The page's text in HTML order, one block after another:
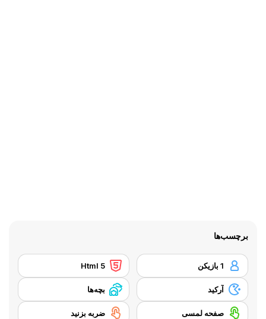
برچسب‌ها
1 بازیکن Html 5
آرکید بچه‌ها
صفحه لمسی ضربه بزنید